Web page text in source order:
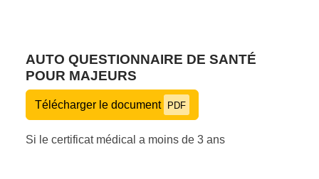
AUTO QUESTIONNAIRE DE SANTÉ
POUR MAJEURS
Télécharger le document PDF
Si le certificat médical a moins de 3 ans